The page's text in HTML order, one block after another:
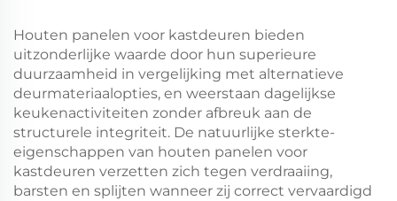
Houten panelen voor kastdeuren bieden
uitzonderlijke waarde door hun superieure
duurzaamheid in vergelijking met alternatieve
deurmateriaalopties, en weerstaan dagelijkse
keukenactiviteiten zonder afbreuk aan de
structurele integriteit. De natuurlijke sterkte-
eigenschappen van houten panelen voor
kastdeuren verzetten zich tegen verdraaiing,
barsten en splijten wanneer zij correct vervaardigd